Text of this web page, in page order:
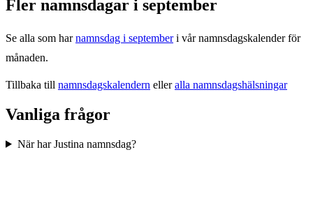
Fler namnsdagar i september
Se alla som har namnsdag i september i vår namnsdagskalender för
månaden.
Tillbaka till namnsdagskalendern elleralla namnsdagshälsningar
Vanliga frågor
När har Justina namnsdag?